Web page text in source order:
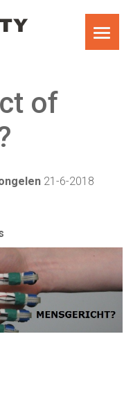
MANAGERS EN
& UTILITY
VACATURES
of
21-6-2018